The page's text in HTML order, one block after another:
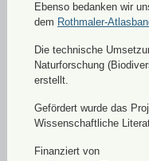
Ebenso bedanken wir
dem Rothmaler-
Die technische
Naturforschung
erstellt.
Gefördert wurde das
Wissenschaftliche
Finanziert von